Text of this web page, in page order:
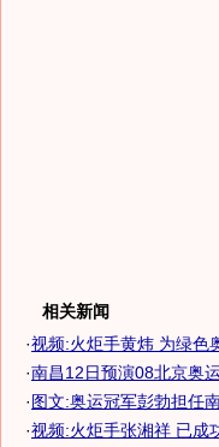
相关新闻
·视频:火炬手黄炜 为绿色
·南昌12日预演08北京奥
·图文:奥运冠军彭勃担任
·视频:火炬手张湘祥 已成